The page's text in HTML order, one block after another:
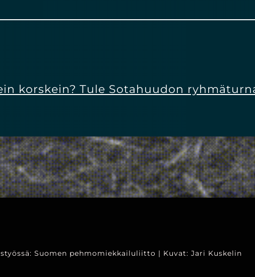
korskein? Tule Sotahuudon
Suomen pehmomiekkailuliitto | Kuvat: Jari Kuskelin